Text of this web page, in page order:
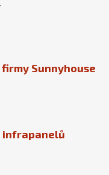
Sunnyhouse
infrapanelů